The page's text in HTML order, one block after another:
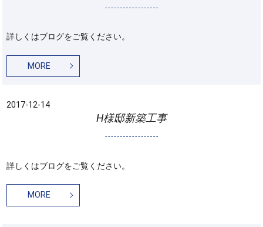
詳しくはブログをご覧ください。
MORE
2017-12-14
H様邸新築工事
詳しくはブログをご覧ください。
MORE